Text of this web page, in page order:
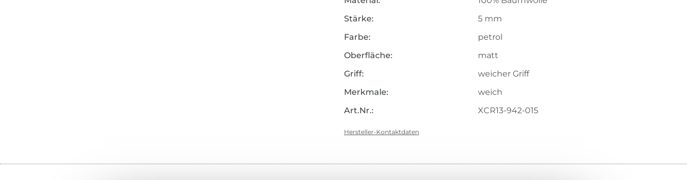
Stärke:
5 mm
Farbe:
petrol
Oberfläche:
matt
Griff:
weicher Griff
Merkmale:
weich
Art.Nr.:
XCR13-942-015
Hersteller-Kontaktdaten